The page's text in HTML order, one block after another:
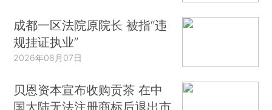
成都一区法院原院长 被指“违
规挂证执业”
2026年08月07日
贝恩资本宣布收购贡茶 在中
国大陆无法注册商标后退出市